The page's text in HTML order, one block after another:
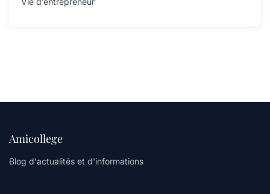
Amicollege
Blog d'actualités et d'informations